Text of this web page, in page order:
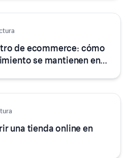
de ecommerce: cómo
se mantienen en
una tienda online en